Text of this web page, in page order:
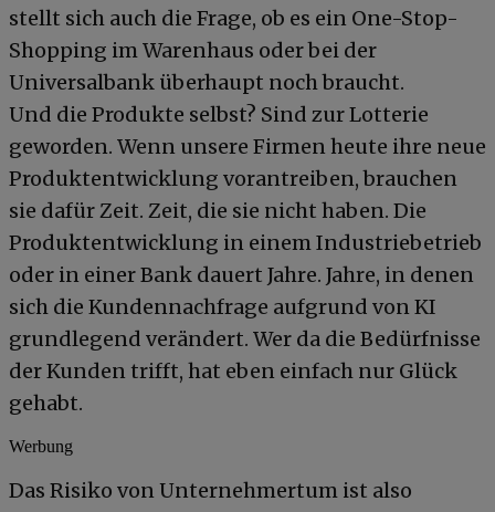
stellt sich auch die Frage, ob es ein One-Stop-
Shopping im Warenhaus oder bei der
Universalbank überhaupt noch braucht.
Und die Produkte selbst? Sind zur Lotterie
geworden. Wenn unsere Firmen heute ihre neue
Produktentwicklung vorantreiben, brauchen
sie dafür Zeit. Zeit, die sie nicht haben. Die
Produktentwicklung in einem Industriebetrieb
oder in einer Bank dauert Jahre. Jahre, in denen
sich die Kundennachfrage aufgrund von KI
grundlegend verändert. Wer da die Bedürfnisse
der Kunden trifft, hat eben einfach nur Glück
gehabt.
Werbung
Das Risiko von Unternehmertum ist also